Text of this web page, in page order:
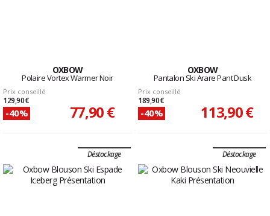
OXBOW
Polaire Vortex Warmer Noir
Prix conseillé
129,90 €
-40% 77,90 €
OXBOW
Pantalon Ski Arare Pant Dusk
Prix conseillé
189,90 €
-40% 113,90 €
Déstockage Déstockage